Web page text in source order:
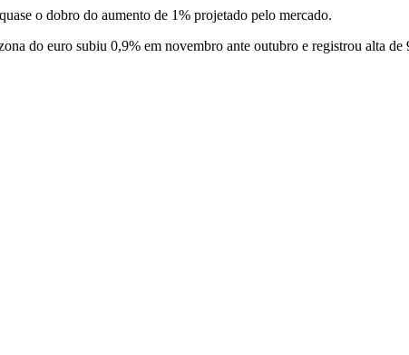
o dobro do aumento de 1% projetado pelo mercado.
do euro subiu 0,9% em novembro ante outubro e registrou alta